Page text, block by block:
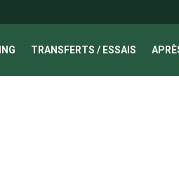
TRANSFERTS / ESSAIS